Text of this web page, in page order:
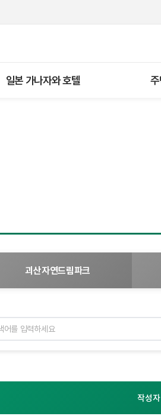
일본 가나자와 호텔 주
괴산자연드림파크
작성자